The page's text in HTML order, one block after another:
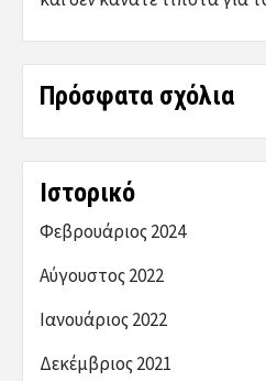
Πρόσφατα σχόλια
Ιστορικό
Φεβρουάριος 2024
Αύγουστος 2022
Ιανουάριος 2022
Δεκέμβριος 2021